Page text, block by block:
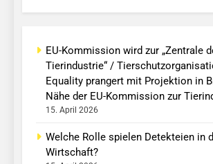
EU-Kommission wird zur „Zentrale
Tierindustrie“ /
Equality prangert mit Projektion in
Nähe der EU-Kommission zur
15. April 2026
Welche Rolle spielen Detekteien in
Wirtschaft?